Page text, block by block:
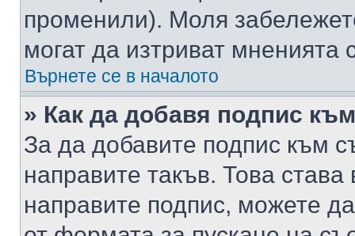
променили). Моля
могат да изтриват мненията
Върнете се в началото
» Как да добавя подпис
За да добавите подпис към
направите такъв. Това
направите подпис, можете